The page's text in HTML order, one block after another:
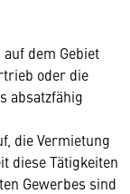
dem Gebiet
oder die
absatzfähig
die Vermietung
diese Tätigkeiten
Gewerbes sind